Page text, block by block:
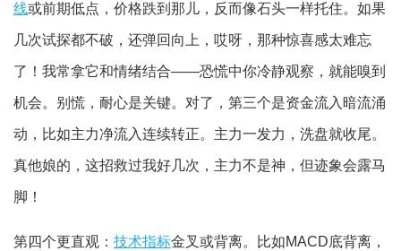
线或前期低点，价格跌到那儿，反而像石头一样托住。如果
几次试探都不破，还弹回向上，哎呀，那种惊喜感太难忘
了！我常拿它和情绪结合——恐慌中你冷静观察，就能嗅到
机会。别慌，耐心是关键。对了，第三个是资金流入暗流涌
动，比如主力净流入连续转正。主力一发力，洗盘就收尾。
真他娘的，这招救过我好几次，主力不是神，但迹象会露马
脚！
第四个更直观： 技术指标金叉或背离。比如MACD底背离，